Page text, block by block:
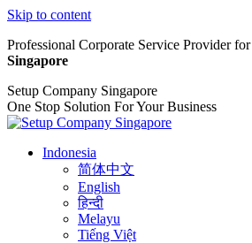
Skip to content
Professional Corporate Service Provider for
Singapore
Setup Company Singapore
One Stop Solution For Your Business
Indonesia
简体中文
English
हिन्दी
Melayu
Tiếng Việt